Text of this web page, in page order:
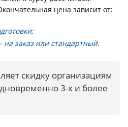
цена зависит от:
заказ или стандартный.
скидку организациям
3-х и более